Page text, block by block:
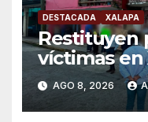
DESTACADA XALAPA
Restituyen
víctimas en
AGO 8, 2026